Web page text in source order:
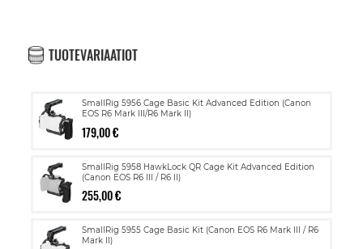
TUOTEVARIAATIOT
SmallRig 5956 Cage Basic Kit Advanced Edition (Canon
EOS R6 Mark III/R6 Mark II)
179,00 €
SmallRig 5958 HawkLock QR Cage Kit Advanced Edition
(Canon EOS R6 III / R6 II)
255,00 €
SmallRig 5955 Cage Basic Kit (Canon EOS R6 Mark III / R6
Mark II)